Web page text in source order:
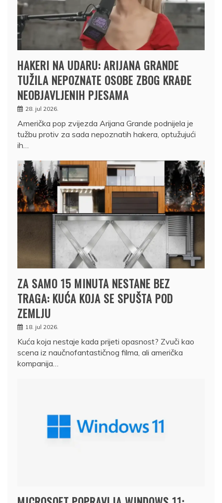
HAKERI NA UDARU: ARIJANA GRANDE
TUŽILA NEPOZNATE OSOBE ZBOG KRAĐE
NEOBJAVLJENIH PJESAMA
28. jul 2026.
Američka pop zvijezda Arijana Grande podnijela je
tužbu protiv za sada nepoznatih hakera, optužujući
ih…
ZA SAMO 15 MINUTA NESTANE BEZ
TRAGA: KUĆA KOJA SE SPUŠTA POD
ZEMLJU
18. jul 2026.
Kuća koja nestaje kada prijeti opasnost? Zvuči kao
scena iz naučnofantastičnog filma, ali američka
kompanija…